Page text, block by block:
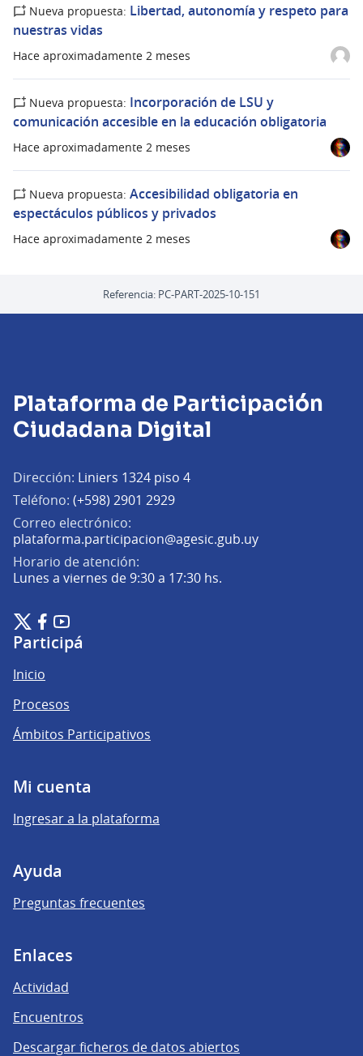
Hace aproximadamente 2 meses
Nueva propuesta: Libertad, autonomía y respeto para
nuestras vidas
Hace aproximadamente 2 meses
Nueva propuesta: Incorporación de LSU y
comunicación accesible en la educación obligatoria
Hace aproximadamente 2 meses
Nueva propuesta: Accesibilidad obligatoria en
espectáculos públicos y privados
Referencia: PC-PART-2025-10-151
Plataforma de Participación
Ciudadana Digital
Dirección: Liniers 1324 piso 4
Teléfono: (+598) 2901 2929
Correo electrónico:
plataforma.participacion@agesic.gub.uy(Abrir en una
Horario de atención:
Lunes a viernes de 9:30 a 17:30 hs.
Plataforma de Participación Ciudadana Digital en X
(Enlace externo)
Plataforma de Participación Ciudadana Digital en Facebook
(Enlace externo)
Plataforma de Participación Ciudadana Digital en
(Enlace externo)
Participá
Inicio
Procesos
Ámbitos Participativos
Mi cuenta
Ingresar a la plataforma
Ayuda
Preguntas frecuentes
Enlaces
Actividad
Encuentros
Descargar ficheros de datos abiertos